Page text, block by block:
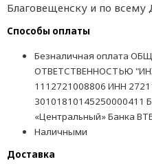
Благовещенску и по всему
Способы оплаты
Безналичная оплата
ОТВЕТСТВЕННОСТЬЮ
1112721008806 ИНН
30101810145250000411
«Центральный» Банка
Наличными
Доставка